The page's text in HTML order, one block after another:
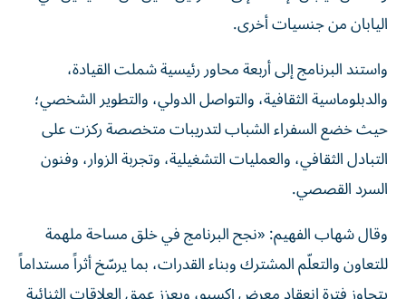
اليابان من جنسيات أخرى.
واستند البرنامج إلى أربعة محاور رئيسية شملت القيادة،
والدبلوماسية الثقافية، والتواصل الدولي، والتطوير الشخصي؛
حيث خضع السفراء الشباب لتدريبات متخصصة ركزت على
التبادل الثقافي، والعمليات التشغيلية، وتجربة الزوار، وفنون
السرد القصصي.
وقال شهاب الفهيم: «نجح البرنامج في خلق مساحة ملهمة
للتعاون والتعلّم المشترك وبناء القدرات، بما يرسّخ أثراً مستداماً